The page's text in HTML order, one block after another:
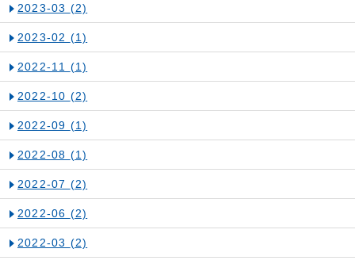
2023-03 (2)
2023-02 (1)
2022-11 (1)
2022-10 (2)
2022-09 (1)
2022-08 (1)
2022-07 (2)
2022-06 (2)
2022-03 (2)